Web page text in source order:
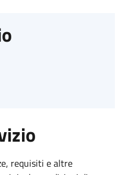
requisiti e altre